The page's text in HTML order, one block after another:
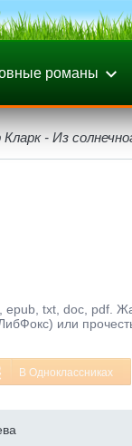
романы
- Из
epub, txt, doc, pdf.
или
В Одноклассниках